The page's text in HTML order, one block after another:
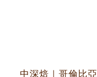
中深焙｜哥倫比亞